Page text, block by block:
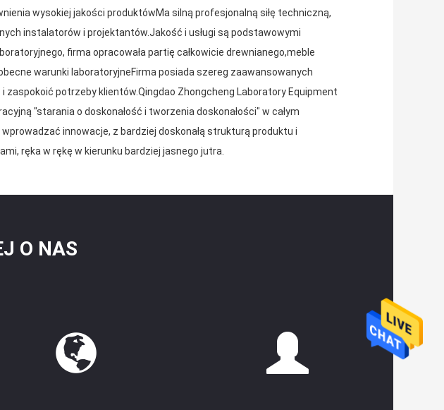
wysokiej jakości produktówMa silną profesjonalną siłę techniczną,
instalatorów i projektantów.Jakość i usługi są podstawowymi
firma opracowała partię całkowicie drewnianego,meble
warunki laboratoryjneFirma posiada szereg zaawansowanych
potrzeby klientów.Qingdao Zhongcheng Laboratory Equipment
"starania o doskonałość i tworzenia doskonałości" w całym
innowacje, z bardziej doskonałą strukturą produktu i
ręka w rękę w kierunku bardziej jasnego jutra.
O NAS